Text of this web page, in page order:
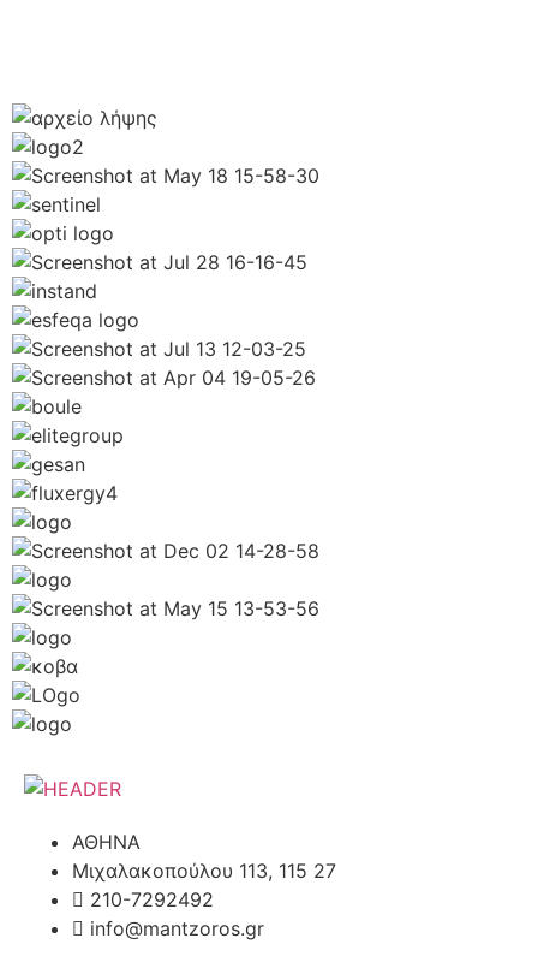
ΑΘΗΝΑ
Μιχαλακοπούλου 113, 115 27
210-7292492
info@mantzoros.gr